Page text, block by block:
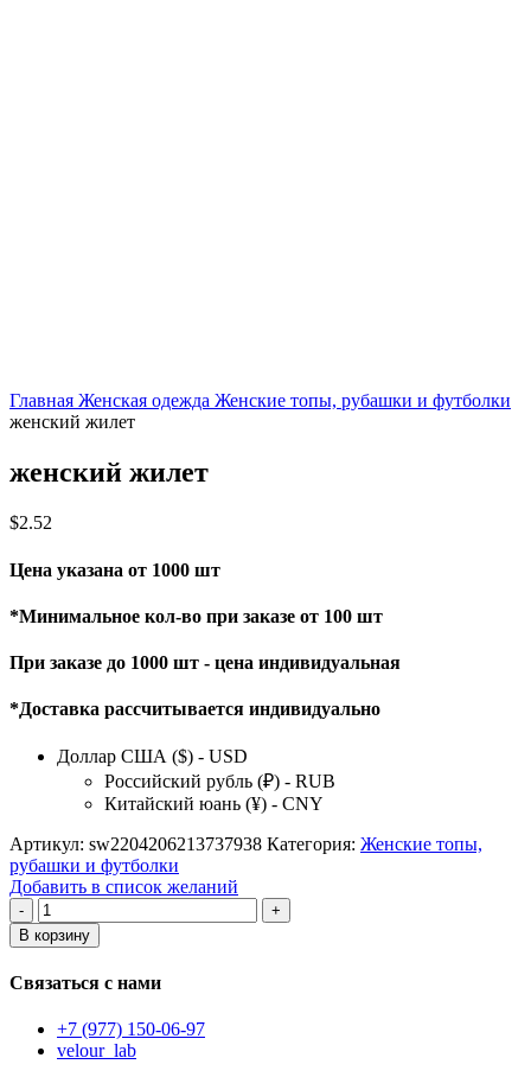
Главная Женская одежда Женские топы, рубашки и футболки
женский жилет
женский жилет
$2.52
Цена указана от 1000 шт
*Минимальное кол-во при заказе от 100 шт
При заказе до 1000 шт - цена индивидуальная
*Доставка рассчитывается индивидуально
Доллар США ($) - USD
Российский рубль (₽) - RUB
Китайский юань (¥) - CNY
Артикул: sw2204206213737938 Категория: Женские топы,
рубашки и футболки
Добавить в список желаний
Количество
товара
женский
В корзину
Связаться с нами
+7 (977) 150-06-97
velour_lab